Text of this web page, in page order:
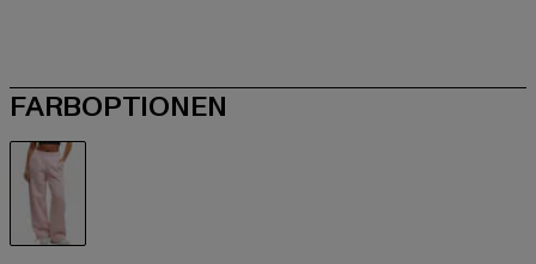
FARBOPTIONEN